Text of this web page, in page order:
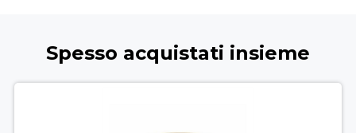
Spesso acquistati insieme